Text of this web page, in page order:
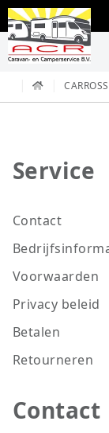
Service
Contact
Voorwaarden
Privacy beleid
Betalen
Retourneren
Contact